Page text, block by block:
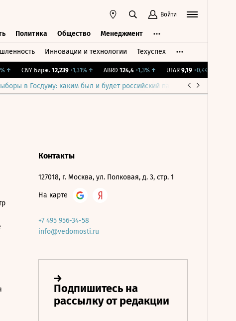
Войти
Политика Общество Менеджмент
Инновации и технологии Техуспех
↑ CNY Бирж. 12,239 +1,31%↑ ABRD 124,4 +1,3%↑ UTAR 9,19 +0,44%
в Госдуму: каким был и будет российский парламент
Контакты
127018, г. Москва, ул. Полковая, д. 3, стр. 1
На карте
+7 495 956-34-58
info@vedomosti.ru